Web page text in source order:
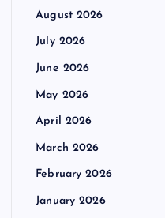
August 2026
July 2026
June 2026
May 2026
April 2026
March 2026
February 2026
January 2026